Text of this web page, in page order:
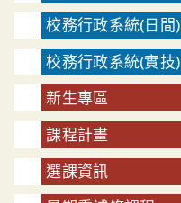
校務行政系統(日間)
校務行政系統(實技)
新生專區
課程計畫
選課資訊